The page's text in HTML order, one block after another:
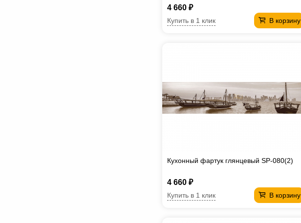
4 660 ₽
В корзину
Купить в 1 клик
Кухонный фартук глянцевый SP-080(2)
4 660 ₽
В корзину
Купить в 1 клик